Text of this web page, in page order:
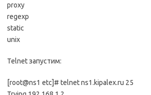
proxy
regexp
static
unix
Telnet запустим:
[root@ns1 etc]# telnet ns1.kipalex.ru 25